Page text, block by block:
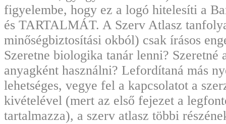
figyelembe, hogy ez a logó hitelesíti a
és TARTALMÁT. A Szerv Atlasz
minőségbiztosítási okból) csak írásos
Szeretne biologika tanár lenni?
anyagként használni? Lefordítaná más
lehetséges, vegye fel a kapcsolatot a
kivételével (mert az első fejezet a
tartalmazza), a szerv atlasz többi